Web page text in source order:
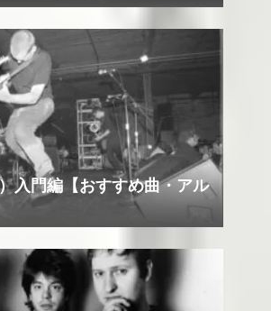
入門編【おすすめ曲・アル